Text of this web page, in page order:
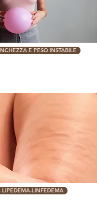
E PESO INSTABILE
LIPEDEMA-LINFEDEMA